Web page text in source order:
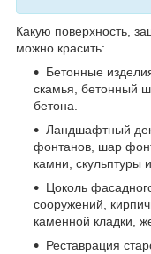
Какую поверхность,
можно красить:
Бетонные
скамья, бетонный
бетона.
Ландшафтный
фонтанов, шар
камни, скульптуры
Цоколь
сооружений,
каменной кладки,
Реставрация